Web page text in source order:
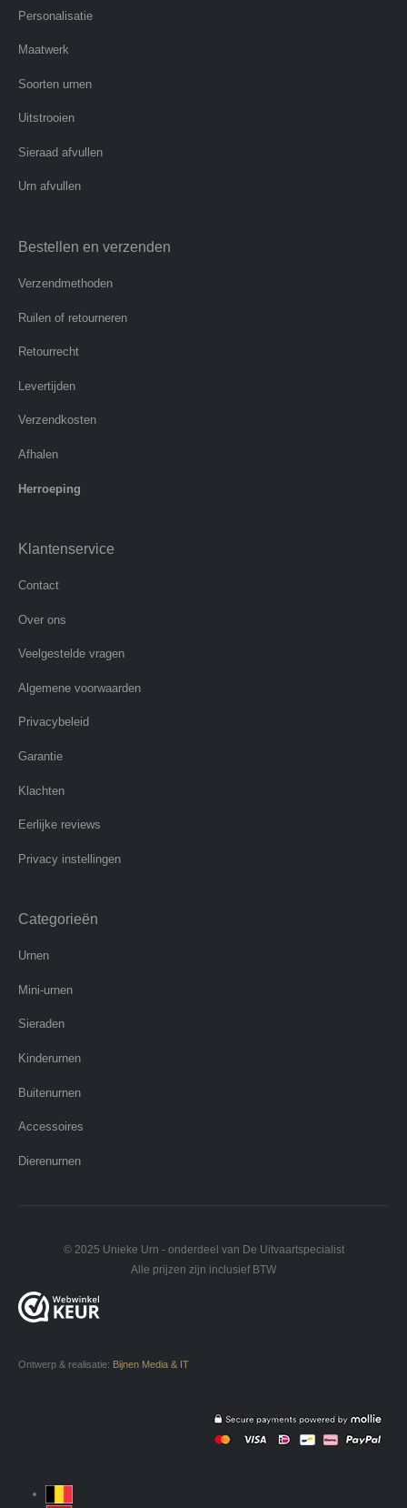
Personalisatie
Maatwerk
Soorten urnen
Uitstrooien
Sieraad afvullen
Urn afvullen
Bestellen en verzenden
Verzendmethoden
Ruilen of retourneren
Retourrecht
Levertijden
Verzendkosten
Afhalen
Herroeping
Klantenservice
Contact
Over ons
Veelgestelde vragen
Algemene voorwaarden
Privacybeleid
Garantie
Klachten
Eerlijke reviews
Privacy instellingen
Categorieën
Urnen
Mini-urnen
Sieraden
Kinderurnen
Buitenurnen
Accessoires
Dierenurnen
© 2025 Unieke Urn - onderdeel van De Uitvaartspecialist
Alle prijzen zijn inclusief BTW
Ontwerp & realisatie: Bijnen Media & IT